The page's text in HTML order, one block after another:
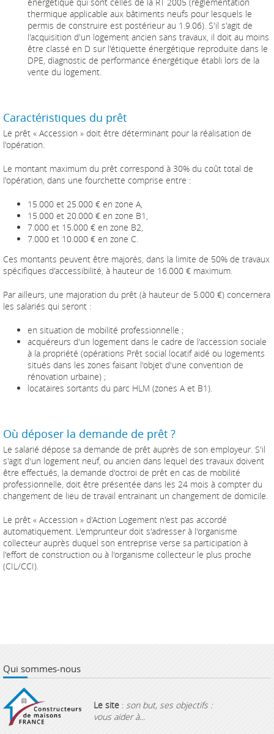
thermique applicable aux bâtiments neufs pour lesquels le
permis de construire est postérieur au 1.9.06). S'il s'agit de
l'acquisition d'un logement ancien sans travaux, il doit au moins
être classé en D sur l'étiquette énergétique reproduite dans le
DPE, diagnostic de performance énergétique établi lors de la
vente du logement.
Caractéristiques du prêt
Le prêt « Accession » doit être déterminant pour la réalisation de
l'opération.
Le montant maximum du prêt correspond à 30% du coût total de
l'opération, dans une fourchette comprise entre :
15.000 et 25.000 € en zone A,
15.000 et 20.000 € en zone B1,
7.000 et 15.000 € en zone B2,
7.000 et 10.000 € en zone C.
Ces montants peuvent être majorés, dans la limite de 50% de travaux
spécifiques d'accessibilité, à hauteur de 16.000 € maximum.
Par ailleurs, une majoration du prêt (à hauteur de 5.000 €) concernera
les salariés qui seront :
en situation de mobilité professionnelle ;
acquéreurs d'un logement dans le cadre de l'accession sociale
à la propriété (opérations Prêt social locatif aidé ou logements
situés dans les zones faisant l'objet d'une convention de
rénovation urbaine) ;
locataires sortants du parc HLM (zones A et B1).
Où déposer la demande de prêt ?
Le salarié dépose sa demande de prêt auprès de son employeur. S'il
s'agit d'un logement neuf, ou ancien dans lequel des travaux doivent
être effectués, la demande d'octroi de prêt en cas de mobilité
professionnelle, doit être présentée dans les 24 mois à compter du
changement de lieu de travail entrainant un changement de domicile.
Le prêt « Accession » d'Action Logement n'est pas accordé
automatiquement. L'emprunteur doit s'adresser à l'organisme
collecteur auprès duquel son entreprise verse sa participation à
l'effort de construction ou à l'organisme collecteur le plus proche
(CIL/CCI).
Qui sommes-nous
Le site : son but, ses objectifs :
vous aider à...